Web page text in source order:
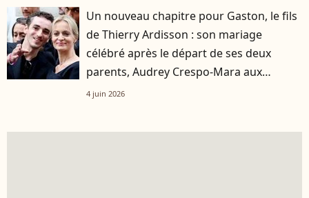
Un nouveau chapitre pour Gaston, le fils
de Thierry Ardisson : son mariage
célébré après le départ de ses deux
parents, Audrey Crespo-Mara aux
premières loges
4 juin 2026